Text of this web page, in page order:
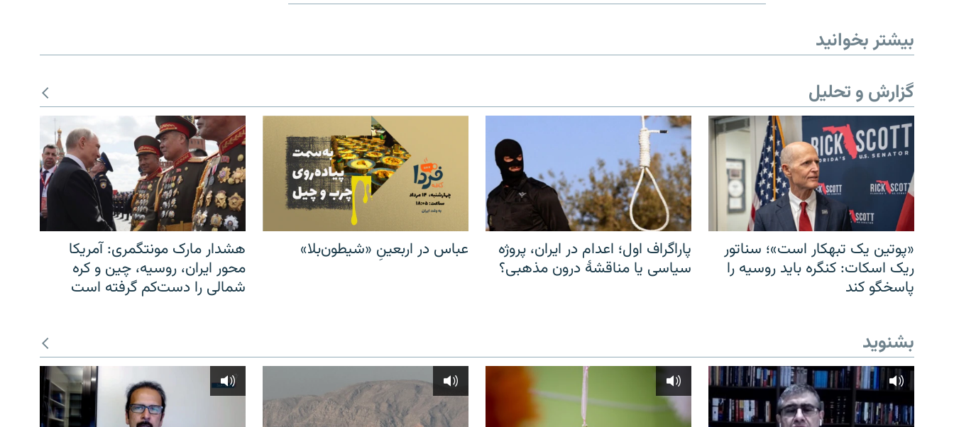
بیشتر بخوانید
گزارش و تحلیل
«پوتین یک تبهکار است»؛ سناتور
ریک اسکات: کنگره باید روسیه را
پاسخگو کند
پاراگراف اول؛ اعدام در ایران، پروژه
سیاسی یا مناقشهٔ درون مذهبی؟
عباس در اربعینِ «شیطون‌بلا»
هشدار مارک مونتگمری: آمریکا
محور ایران، روسیه، چین و کره
شمالی را دست‌کم گرفته است
بشنوید